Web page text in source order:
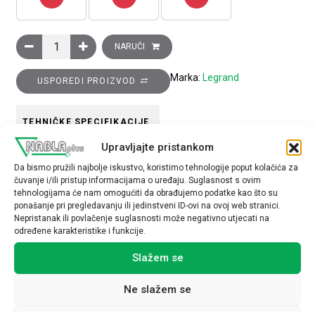
Upravljajte pristankom
Da bismo pružili najbolje iskustvo, koristimo tehnologije poput kolačića za
čuvanje i/ili pristup informacijama o uređaju. Suglasnost s ovim
tehnologijama će nam omogućiti da obrađujemo podatke kao što su
ponašanje pri pregledavanju ili jedinstveni ID-ovi na ovoj web stranici.
Nepristanak ili povlačenje suglasnosti može negativno utjecati na
određene karakteristike i funkcije.
Slažem se
Ne slažem se
Vertikalna vodilica za kabele, 10x94 mm, 32U količina
NARUČI
USPOREDI PROIZVOD Marka: Legrand
TEHNIČKE SPECIFIKACIJE
Povezani proizvodi